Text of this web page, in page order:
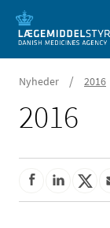
Nyheder / 2016
2016